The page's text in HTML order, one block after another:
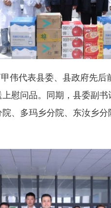
伟代表县委、县政府先
慰问品。同期，县委副
、多玛乡分院、东汝乡